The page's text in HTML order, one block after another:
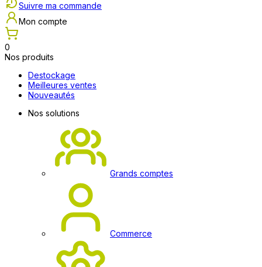
Suivre ma commande
Mon compte
0
Nos produits
Destockage
Meilleures ventes
Nouveautés
Nos solutions
Grands comptes
Commerce